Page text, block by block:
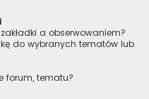
a obserwowaniem?
do wybranych tematów lub
forum, tematu?